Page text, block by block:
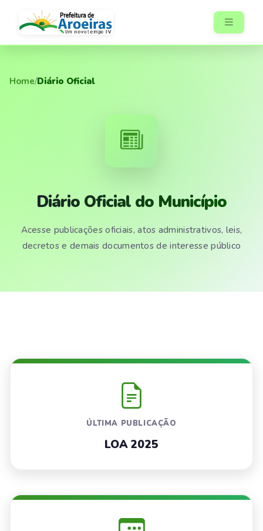
Home/Diário Oficial
Diário Oficial do Município
Acesse publicações oficiais, atos administrativos, leis,
decretos e demais documentos de interesse público
ÚLTIMA PUBLICAÇÃO
LOA 2025